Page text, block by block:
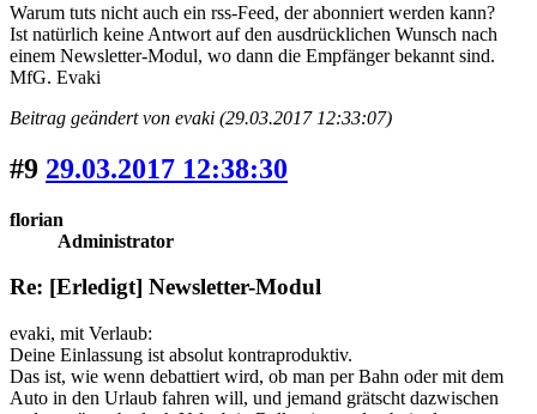
Warum tuts nicht auch ein rss-Feed, der abonniert werden kann?
Ist natürlich keine Antwort auf den ausdrücklichen Wunsch nach
einem Newsletter-Modul, wo dann die Empfänger bekannt sind.
MfG. Evaki
Beitrag geändert von evaki (29.03.2017 12:33:07)
#9 29.03.2017 12:38:30
florian
Administrator
Re: [Erledigt] Newsletter-Modul
evaki, mit Verlaub:
Deine Einlassung ist absolut kontraproduktiv.
Das ist, wie wenn debattiert wird, ob man per Bahn oder mit dem
Auto in den Urlaub fahren will, und jemand grätscht dazwischen